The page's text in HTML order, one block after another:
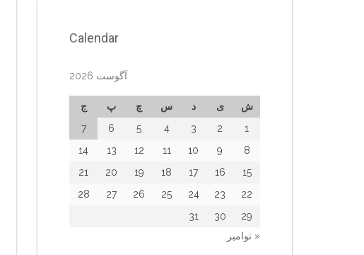
Calendar
آگوست 2026
ش ی د س چ پ
ج
1
2
3
4
5
6
7
8
9
10
11
12
13
14
15
16
17
18
19
20
21
22
23
24
25
26
27
28
29
30
31
« نوامبر